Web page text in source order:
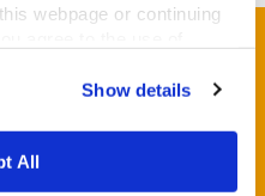
webpage or continuing
Show details
All
Reintegration
a tutti ma è al
fondatori, Almo Nature e